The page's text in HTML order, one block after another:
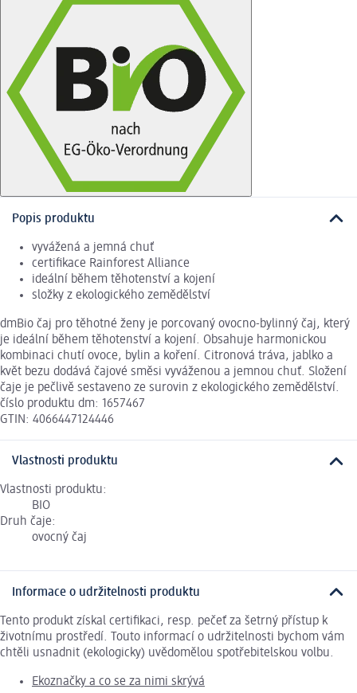
Popis produktu
vyvážená a jemná chuť
certifikace Rainforest Alliance
ideální během těhotenství a kojení
složky z ekologického zemědělství
dmBio čaj pro těhotné ženy je porcovaný ovocno-bylinný čaj, který
je ideální během těhotenství a kojení. Obsahuje harmonickou
kombinaci chutí ovoce, bylin a koření. Citronová tráva, jablko a
květ bezu dodává čajové směsi vyváženou a jemnou chuť. Složení
čaje je pečlivě sestaveno ze surovin z ekologického zemědělství.
číslo produktu dm: 1657467
GTIN: 4066447124446
Vlastnosti produktu
Vlastnosti produktu:
BIO
Druh čaje:
ovocný čaj
Informace o udržitelnosti produktu
Tento produkt získal certifikaci, resp. pečeť za šetrný přístup k
životnímu prostředí. Touto informací o udržitelnosti bychom vám
chtěli usnadnit (ekologicky) uvědomělou spotřebitelskou volbu.
Ekoznačky a co se za nimi skrývá